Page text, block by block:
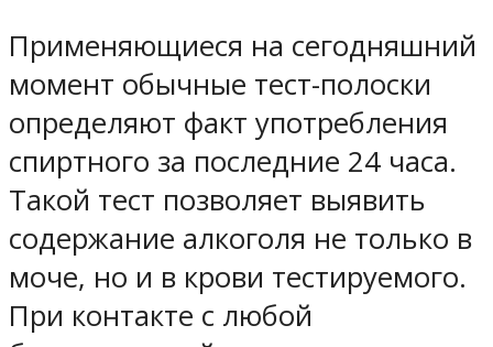
Применяющиеся на сегодняшний
момент обычные тест-полоски
определяют факт употребления
спиртного за последние 24 часа.
Такой тест позволяет выявить
содержание алкоголя не только в
моче, но и в крови тестируемого.
При контакте с любой